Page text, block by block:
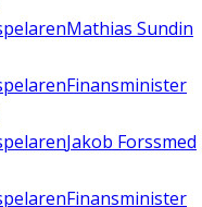
Mathias Sundin
Finansminister
Jakob Forssmed
Finansminister